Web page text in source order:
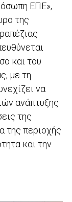
ΕΠΕ»,
της
και του
με τη
να
ανάπτυξης
της
της περιοχής
και την